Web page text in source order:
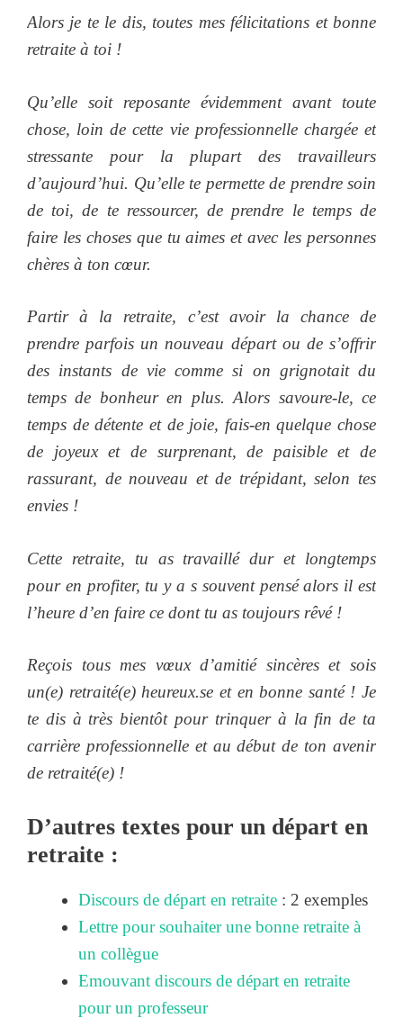
Alors je te le dis, toutes mes félicitations et bonne
retraite à toi !
Qu’elle soit reposante évidemment avant toute
chose, loin de cette vie professionnelle chargée et
stressante pour la plupart des travailleurs
d’aujourd’hui. Qu’elle te permette de prendre soin
de toi, de te ressourcer, de prendre le temps de
faire les choses que tu aimes et avec les personnes
chères à ton cœur.
Partir à la retraite, c’est avoir la chance de
prendre parfois un nouveau départ ou de s’offrir
des instants de vie comme si on grignotait du
temps de bonheur en plus. Alors savoure-le, ce
temps de détente et de joie, fais-en quelque chose
de joyeux et de surprenant, de paisible et de
rassurant, de nouveau et de trépidant, selon tes
envies !
Cette retraite, tu as travaillé dur et longtemps
pour en profiter, tu y a s souvent pensé alors il est
l’heure d’en faire ce dont tu as toujours rêvé !
Reçois tous mes vœux d’amitié sincères et sois
un(e) retraité(e) heureux.se et en bonne santé ! Je
te dis à très bientôt pour trinquer à la fin de ta
carrière professionnelle et au début de ton avenir
de retraité(e) !
D’autres textes pour un départ en
retraite :
Discours de départ en retraite : 2 exemples
Lettre pour souhaiter une bonne retraite à
un collègue
Emouvant discours de départ en retraite
pour un professeur